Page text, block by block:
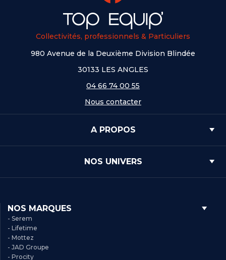
Collectivités, professionnels & Particuliers
980 Avenue de la Deuxième Division Blindée
30133 LES ANGLES
04 66 74 00 55
Nous contacter
A PROPOS
NOS UNIVERS
NOS MARQUES
- Serem
- Lifetime
- Mottez
- JAD Groupe
- Procity